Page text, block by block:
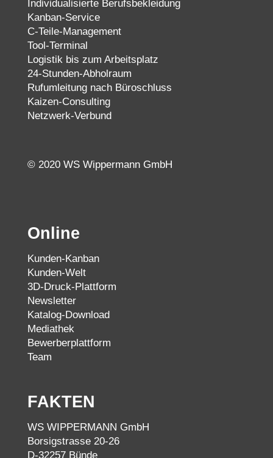
Individualisierte Berufsbekleidung
Kanban-Service
C-Teile-Management
Tool-Terminal
Logistik bis zum Arbeitsplatz
24-Stunden-Abholraum
Rufumleitung nach Büroschluss
Kaizen-Consulting
Netzwerk-Verbund
© 2020 WS Wippermann GmbH
Online
Kunden-Kanban
Kunden-Welt
3D-Druck-Plattform
Newsletter
Katalog-Download
Mediathek
Bewerberplattform
Team
FAKTEN
WS WIPPERMANN GmbH
Borsigstrasse 20-26
D-32257 Bünde